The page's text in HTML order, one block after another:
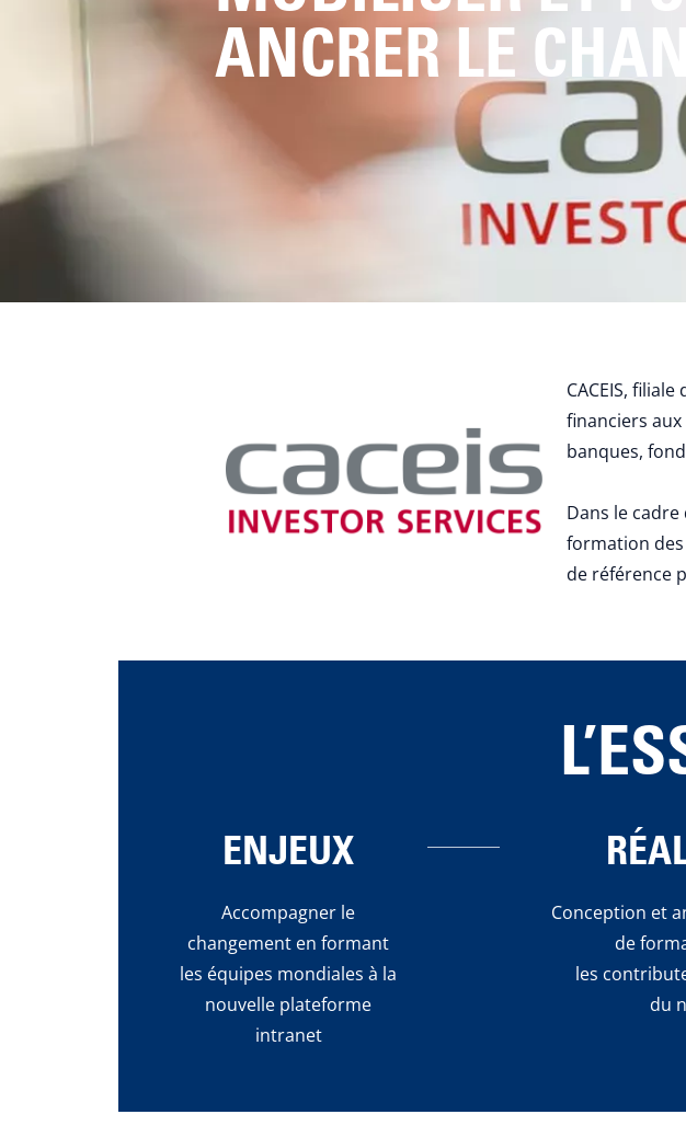
ANCRER LE
CACEIS,
financiers
banques,
Dans le cadre
formation
de référence
ENJEUX
Accompagner le
changement en formant
les équipes mondiales à la
nouvelle plateforme
intranet
Conception et
de
les
du